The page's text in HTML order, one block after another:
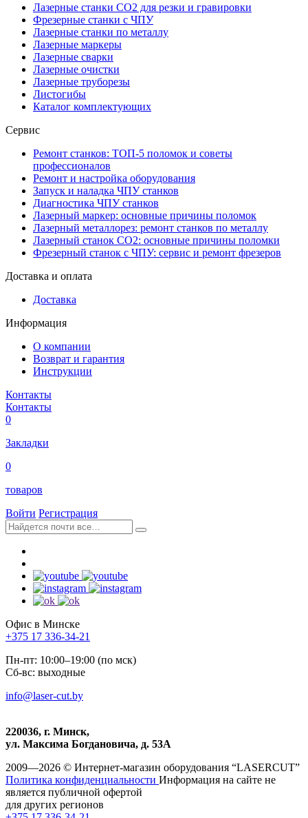
Лазерные станки CO2 для резки и гравировки
Фрезерные станки с ЧПУ
Лазерные станки по металлу
Лазерные маркеры
Лазерные сварки
Лазерные очистки
Лазерные труборезы
Листогибы
Каталог комплектующих
Сервис
Ремонт станков: ТОП-5 поломок и советы
профессионалов
Ремонт и настройка оборудования
Запуск и наладка ЧПУ станков
Диагностика ЧПУ станков
Лазерный маркер: основные причины поломок
Лазерный металлорез: ремонт станков по металлу
Лазерный станок СО2: основные причины поломки
Фрезерный станок с ЧПУ: сервис и ремонт фрезеров
Доставка и оплата
Доставка
Информация
О компании
Возврат и гарантия
Инструкции
Контакты
Контакты
0
Закладки
0
товаров
Войти Регистрация
Офис в Минске
+375 17 336-34-21
Пн-пт: 10:00–19:00 (по мск)
Сб-вс: выходные
info@laser-cut.by
220036, г. Минск,
ул. Максима Богдановича, д. 53А
2009—2026 © Интернет-магазин оборудования “LASERCUT”
Политика конфиденциальности Информация на сайте не
является публичной офертой
для других регионов